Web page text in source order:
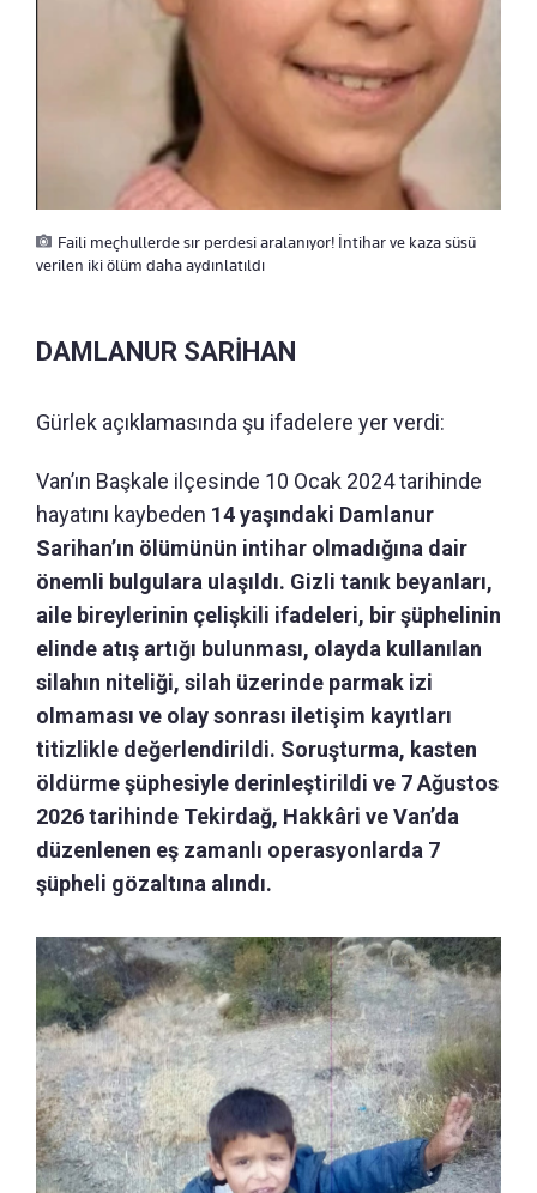
Faili meçhullerde sır perdesi aralanıyor! İntihar ve kaza süsü
verilen iki ölüm daha aydınlatıldı
DAMLANUR SARİHAN
Gürlek açıklamasında şu ifadelere yer verdi:
Van’ın Başkale ilçesinde 10 Ocak 2024 tarihinde
hayatını kaybeden 14 yaşındaki Damlanur
Sarihan’ın ölümünün intihar olmadığına dair
önemli bulgulara ulaşıldı. Gizli tanık beyanları,
aile bireylerinin çelişkili ifadeleri, bir şüphelinin
elinde atış artığı bulunması, olayda kullanılan
silahın niteliği, silah üzerinde parmak izi
olmaması ve olay sonrası iletişim kayıtları
titizlikle değerlendirildi. Soruşturma, kasten
öldürme şüphesiyle derinleştirildi ve 7 Ağustos
2026 tarihinde Tekirdağ, Hakkâri ve Van’da
düzenlenen eş zamanlı operasyonlarda 7
şüpheli gözaltına alındı.